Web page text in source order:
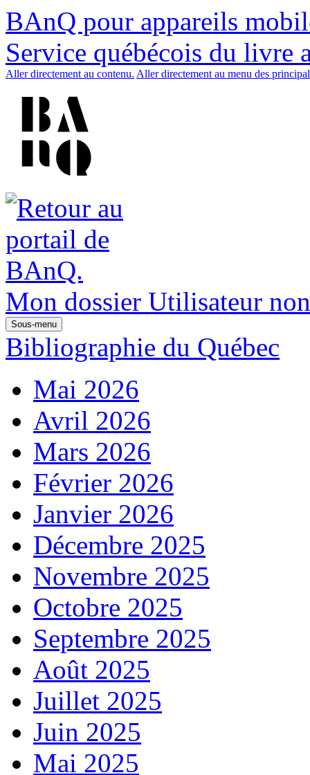
BAnQ pour appareils
Service québécois du livre
Aller directement au contenu. Aller directement au menu des
Mon dossier Utilisateur
Sous-menu
Bibliographie du Québec
Mai 2026
Avril 2026
Mars 2026
Février 2026
Janvier 2026
Décembre 2025
Novembre 2025
Octobre 2025
Septembre 2025
Août 2025
Juillet 2025
Juin 2025
Mai 2025